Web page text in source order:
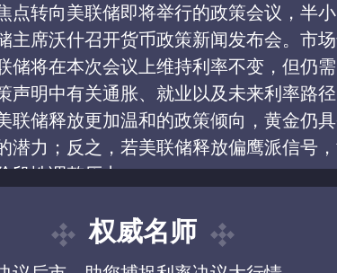
点转向美联储即将举行的政策会议，半
主席沃什召开货币政策新闻发布会。市
储将在本次会议上维持利率不变，但仍
声明中有关通胀、就业以及未来利率路
联储释放更加温和的政策倾向，黄金仍
潜力；反之，若美联储释放偏鹰派信号
段性调整压力。
权威名师